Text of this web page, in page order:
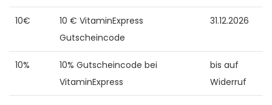
10€
10 € VitaminExpress
Gutscheincode
31.12.2026
10%
10% Gutscheincode bei
VitaminExpress
bis auf
Widerruf